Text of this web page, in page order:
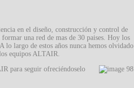
en el diseño, construcción y control de
una red de mas de 30 paises. Hoy los
largo de estos años nunca hemos olvidado
equipos ALTAIR.
para seguir ofreciéndoselo